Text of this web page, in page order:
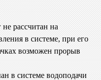
рассчитан на
в системе, при его
возможен прорыв
в системе водоподачи